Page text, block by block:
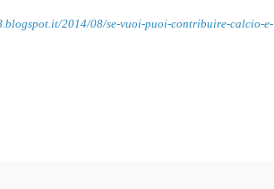
2014/08/se-vuoi-puoi-contribuire-calcio-e-